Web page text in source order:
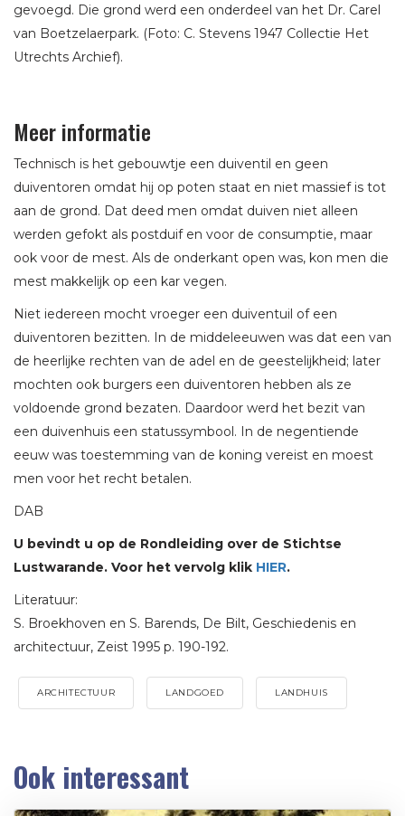
gevoegd. Die grond werd een onderdeel van het Dr. Carel
van Boetzelaerpark. (Foto: C. Stevens 1947 Collectie Het
Utrechts Archief).
Meer informatie
Technisch is het gebouwtje een duiventil en geen
duiventoren omdat hij op poten staat en niet massief is tot
aan de grond. Dat deed men omdat duiven niet alleen
werden gefokt als postduif en voor de consumptie, maar
ook voor de mest. Als de onderkant open was, kon men die
mest makkelijk op een kar vegen.
Niet iedereen mocht vroeger een duiventuil of een
duiventoren bezitten. In de middeleeuwen was dat een van
de heerlijke rechten van de adel en de geestelijkheid; later
mochten ook burgers een duiventoren hebben als ze
voldoende grond bezaten. Daardoor werd het bezit van
een duivenhuis een statussymbool. In de negentiende
eeuw was toestemming van de koning vereist en moest
men voor het recht betalen.
DAB
U bevindt u op de Rondleiding over de Stichtse
Lustwarande. Voor het vervolg klik HIER.
Literatuur:
S. Broekhoven en S. Barends, De Bilt, Geschiedenis en
architectuur, Zeist 1995 p. 190-192.
ARCHITECTUUR LANDGOED LANDHUIS
Ook interessant